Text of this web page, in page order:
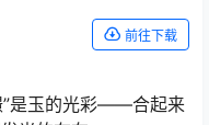
前往下载
”是玉的光彩——合起来